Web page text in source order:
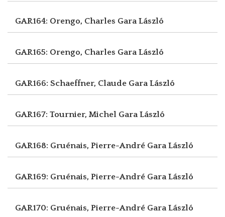
GAR164: Orengo, Charles Gara László
GAR165: Orengo, Charles Gara László
GAR166: Schaeffner, Claude Gara László
GAR167: Tournier, Michel Gara László
GAR168: Gruénais, Pierre-André Gara László
GAR169: Gruénais, Pierre-André Gara László
GAR170: Gruénais, Pierre-André Gara László